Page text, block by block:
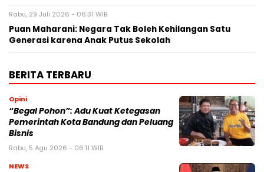
Rabu, 29 Juli 2026 - 06:31 WIB
Puan Maharani: Negara Tak Boleh Kehilangan Satu
Generasi karena Anak Putus Sekolah
BERITA TERBARU
Opini
“Begal Pohon”: Adu Kuat Ketegasan
Pemerintah Kota Bandung dan Peluang
Bisnis
Rabu, 5 Agu 2026 - 06:11 WIB
NEWS